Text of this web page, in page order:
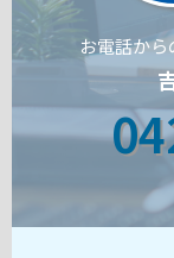
お電話か